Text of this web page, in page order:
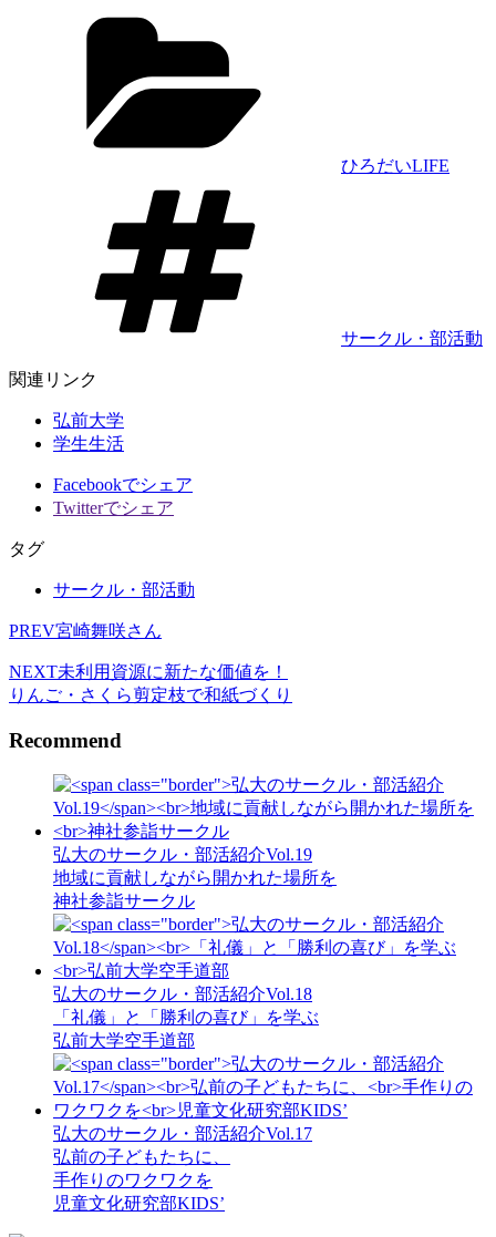
ひろだいLIFE
サークル・部活動
関連リンク
弘前大学
学生生活
Facebookでシェア
Twitterでシェア
タグ
サークル・部活動
PREV宮崎舞咲さん
NEXT未利用資源に新たな価値を！
りんご・さくら剪定枝で和紙づくり
Recommend
弘大のサークル・部活紹介Vol.19
地域に貢献しながら開かれた場所を
神社参詣サークル
弘大のサークル・部活紹介Vol.18
「礼儀」と「勝利の喜び」を学ぶ
弘前大学空手道部
弘大のサークル・部活紹介Vol.17
弘前の子どもたちに、
手作りのワクワクを
児童文化研究部KIDS’